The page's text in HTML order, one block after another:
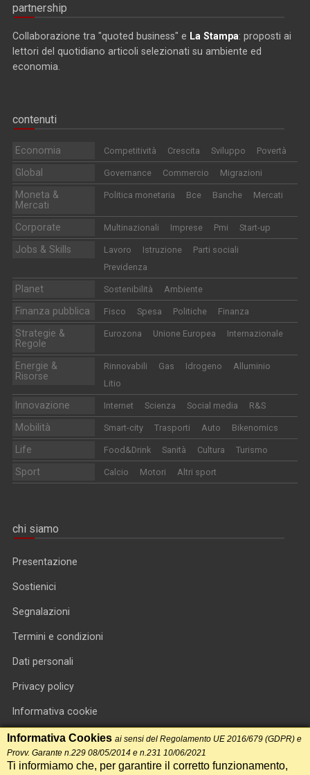
partnership
Collaborazione tra "quoted business" e La Stampa: proposti ai
lettori del quotidiano articoli selezionati su ambiente ed
economia.
contenuti
Economia Competitività Crescita Sviluppo Povertà
Global Governance Commercio Migrazioni
Moneta &
Mercati
Politica monetaria Bce Banche Mercati
Corporate Multinazionali Imprese Pmi Start-up
Jobs & Skills Lavoro Istruzione
Parti sociali
Previdenza
Planet Sostenibilità Ambiente
Finanza pubblica Fisco Spesa Politiche Finanza
Strategie &
Regole
Eurozona Unione Europea Internazionale
Energie &
Risorse
Rinnovabili Gas Idrogeno
Alluminio
Litio
Innovazione Internet Scienza Social media R&S
Mobilità Smart-city Trasporti Auto Bikenomics
Life Food&Drink Sanità Cultura Turismo
Sport Calcio Motori Altri sport
chi siamo
Presentazione
Sostienici
Segnalazioni
Termini e condizioni
Dati personali
Privacy policy
Informativa cookie
RSS feed
RSS Top News
Informativa Cookies ai sensi del Regolamento UE 2016/679 (GDPR) e
Provv. Garante n.229 08/05/2014 e n.231 10/06/2021
Ti informiamo che, per garantire il corretto funzionamento,